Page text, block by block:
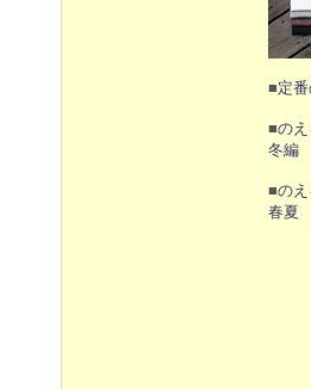
■定
■の
冬編
■の
春夏